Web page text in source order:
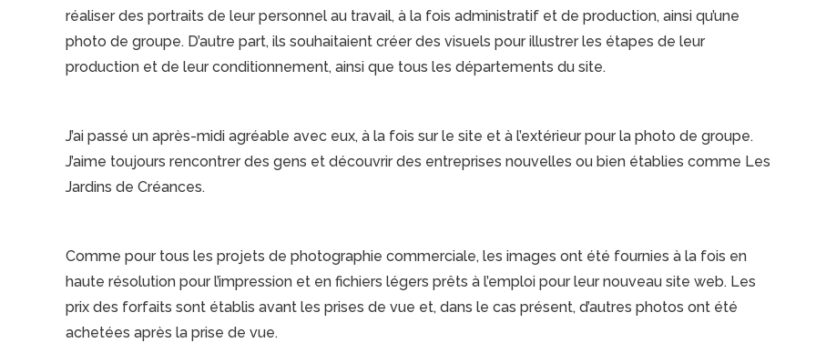
réaliser des portraits de leur personnel au travail, à la fois administratif et de production, ainsi qu’une
photo de groupe. D’autre part, ils souhaitaient créer des visuels pour illustrer les étapes de leur
production et de leur conditionnement, ainsi que tous les départements du site.
J’ai passé un après-midi agréable avec eux, à la fois sur le site et à l’extérieur pour la photo de groupe.
J’aime toujours rencontrer des gens et découvrir des entreprises nouvelles ou bien établies comme Les
Jardins de Créances.
Comme pour tous les projets de photographie commerciale, les images ont été fournies à la fois en
haute résolution pour l’impression et en fichiers légers prêts à l’emploi pour leur nouveau site web. Les
prix des forfaits sont établis avant les prises de vue et, dans le cas présent, d’autres photos ont été
achetées après la prise de vue.